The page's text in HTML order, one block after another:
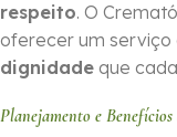
respeito. O
oferecer um
dignidade que
Planejamento e